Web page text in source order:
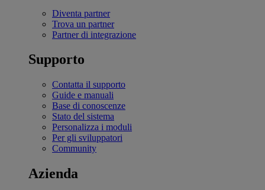
Diventa partner
Trova un partner
Partner di integrazione
Supporto
Contatta il supporto
Guide e manuali
Base di conoscenze
Stato del sistema
Personalizza i moduli
Per gli sviluppatori
Community
Azienda